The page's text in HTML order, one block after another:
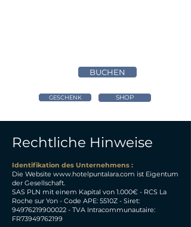
BUCHEN
SHOP
GESCHENK
Rechtliche Hinweise
Identifikation des Unternehmens :
Die Website www.hotelpuntalara.com ist Eigentum
der Gesellschaft.
SAS PLN mit einem Kapital von 1.000€ - RCS La
Roche sur Yon - Code APE: 5510Z - Siret:
94976219900022 - TVA Intracommunautaire:
FR73949762199